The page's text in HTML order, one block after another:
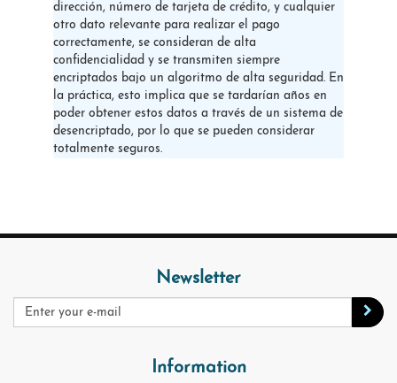
dirección, número de tarjeta de crédito, y cualquier
otro dato relevante para realizar el pago
correctamente, se consideran de alta
confidencialidad y se transmiten siempre
encriptados bajo un algoritmo de alta seguridad. En
la práctica, esto implica que se tardarían años en
poder obtener estos datos a través de un sistema de
desencriptado, por lo que se pueden considerar
totalmente seguros.
Newsletter
Information